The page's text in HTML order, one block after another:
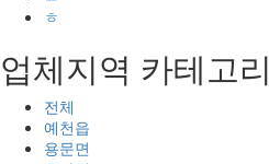
ㅎ
업체지역 카테고리
전체
예천읍
용문면